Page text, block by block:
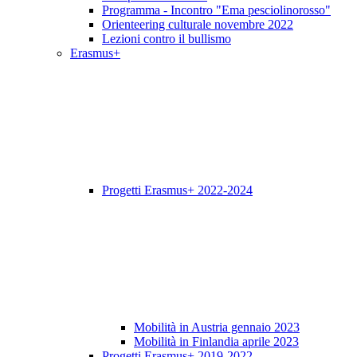
Programma - Incontro "Ema pesciolinorosso"
Orienteering culturale novembre 2022
Lezioni contro il bullismo
Erasmus+
Progetti Erasmus+ 2022-2024
Mobilità in Austria gennaio 2023
Mobilità in Finlandia aprile 2023